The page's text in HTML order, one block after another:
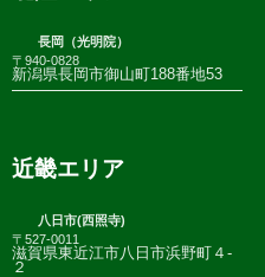
長岡（光明院）
〒940-0828
新潟県長岡市御山町188番地53
近畿エリア
八日市(西照寺)
〒527-0011
滋賀県東近江市八日市浜野町４-
２